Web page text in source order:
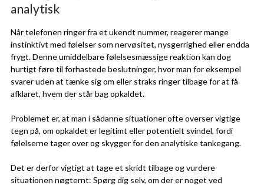
analytisk
Når telefonen ringer fra et ukendt nummer, reagerer mange
instinktivt med følelser som nervøsitet, nysgerrighed eller endda
frygt. Denne umiddelbare følelsesmæssige reaktion kan dog
hurtigt føre til forhastede beslutninger, hvor man for eksempel
svarer uden at tænke sig om eller straks ringer tilbage for at få
afklaret, hvem der står bag opkaldet.
Problemet er, at man i sådanne situationer ofte overser vigtige
tegn på, om opkaldet er legitimt eller potentielt svindel, fordi
følelserne tager over og skygger for den analytiske tankegang.
Det er derfor vigtigt at tage et skridt tilbage og vurdere
situationen nøgternt: Spørg dig selv, om der er noget ved